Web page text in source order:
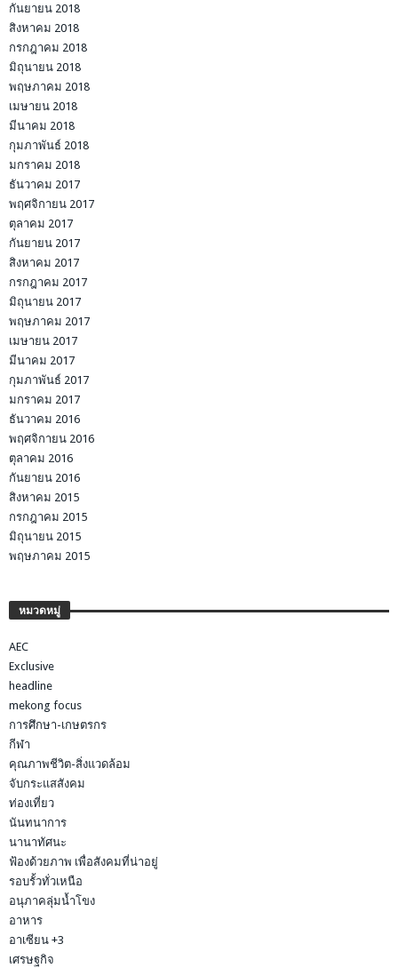
กันยายน 2018
สิงหาคม 2018
กรกฎาคม 2018
มิถุนายน 2018
พฤษภาคม 2018
เมษายน 2018
มีนาคม 2018
กุมภาพันธ์ 2018
มกราคม 2018
ธันวาคม 2017
พฤศจิกายน 2017
ตุลาคม 2017
กันยายน 2017
สิงหาคม 2017
กรกฎาคม 2017
มิถุนายน 2017
พฤษภาคม 2017
เมษายน 2017
มีนาคม 2017
กุมภาพันธ์ 2017
มกราคม 2017
ธันวาคม 2016
พฤศจิกายน 2016
ตุลาคม 2016
กันยายน 2016
สิงหาคม 2015
กรกฎาคม 2015
มิถุนายน 2015
พฤษภาคม 2015
หมวดหมู่
AEC
Exclusive
headline
mekong focus
การศึกษา-เกษตรกร
กีฬา
คุณภาพชีวิต-สิ่งแวดล้อม
จับกระแสสังคม
ท่องเที่ยว
นันทนาการ
นานาทัศนะ
ฟ้องด้วยภาพ เพื่อสังคมที่น่าอยู่
รอบรั้วทั่วเหนือ
อนุภาคลุ่มน้ำโขง
อาหาร
อาเซียน +3
เศรษฐกิจ